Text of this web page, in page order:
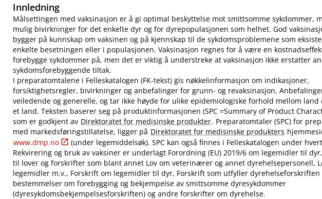
Innledning
Målsettingen med vaksinasjon er å gi optimal beskyttelse mot smittsomme sykdommer,
mulig bivirkninger for det enkelte dyr og for dyrepopulasjonen som helhet. God
bygger på kunnskap om vaksinen og på kjennskap til de sykdomsproblemene som
enkelte besetningen eller i populasjonen. Vaksinasjon regnes for å være en
forebygge sykdommer på, men det er viktig å understreke at vaksinasjon ikke erstatter
sykdomsforebyggende tiltak.
I preparatomtalene i Felleskatalogen (FK-tekst) gis nøkkelinformasjon om indikasjoner,
forsiktighetsregler, bivirkninger og anbefalinger for grunn- og revaksinasjon.
veiledende og generelle, og tar ikke høyde for ulike epidemiologiske forhold mellom land
et land. Teksten baserer seg på produktinformasjonen (SPC =Summary of Product
som er godkjent av Direktoratet for medisinske produkter. Preparatomtaler (SPC) for
med markedsføringstillatelse, ligger på Direktoratet for medisinske produkters
www.dmp.no
(under legemiddelsøk). SPC kan også finnes i Felleskatalogen under
Rekvirering og bruk av vaksiner er underlagt Forordning (EU) 2019/6 om legemidler til
til lover og forskrifter som blant annet Lov om veterinærer og annet dyrehelsepersonell,
legemidler m.v., Forskrift om legemidler til dyr, Forskrift som utfyller dyrehelseforskriften
bestemmelser om forebygging og bekjempelse av smittsomme dyresykdommer
(dyresykdomsbekjempelsesforskriften) og andre forskrifter om dyrehelse.